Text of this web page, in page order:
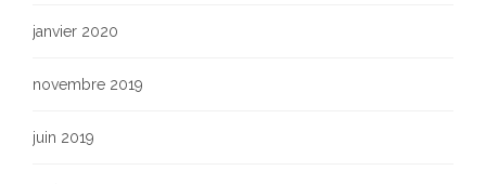
janvier 2020
novembre 2019
juin 2019